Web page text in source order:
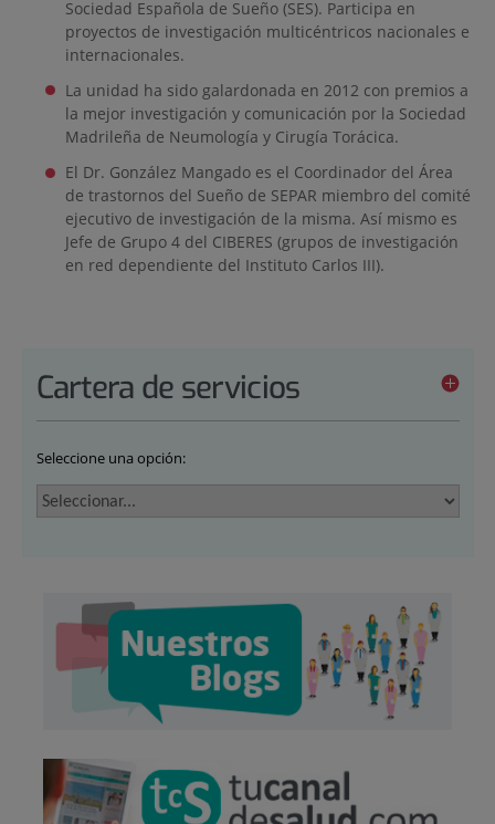
Sociedad Española de Sueño (SES). Participa en
proyectos de investigación multicéntricos nacionales e
internacionales.
La unidad ha sido galardonada en 2012 con premios a
la mejor investigación y comunicación por la Sociedad
Madrileña de Neumología y Cirugía Torácica.
El Dr. González Mangado es el Coordinador del Área
de trastornos del Sueño de SEPAR miembro del comité
ejecutivo de investigación de la misma. Así mismo es
Jefe de Grupo 4 del CIBERES (grupos de investigación
en red dependiente del Instituto Carlos III).
Cartera de servicios
Seleccione una opción: